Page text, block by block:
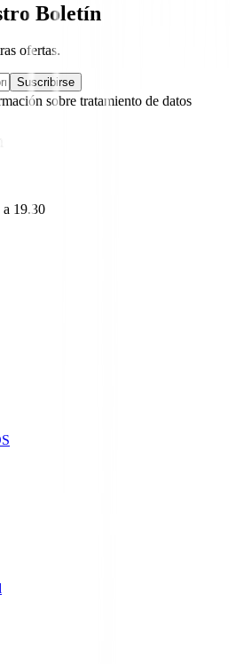
Boletín
ofertas.
Suscribirse
sobre tratamiento de datos
19.30